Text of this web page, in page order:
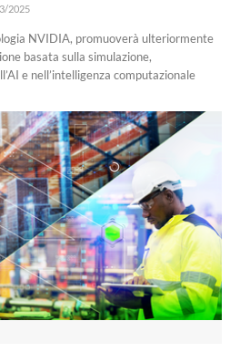
2025
NVIDIA, promuoverà ulteriormente
basata sulla simulazione,
e nell’intelligenza computazionale